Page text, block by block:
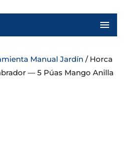
Manual Jardín / Horca
— 5 Púas Mango Anilla